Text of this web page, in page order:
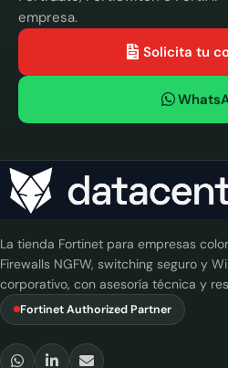
empresa.
Solicita tu
La tienda Fortinet para empresas
Firewalls NGFW, switching seguro y
corporativo, con asesoría técnica y
Fortinet Authorized Partner